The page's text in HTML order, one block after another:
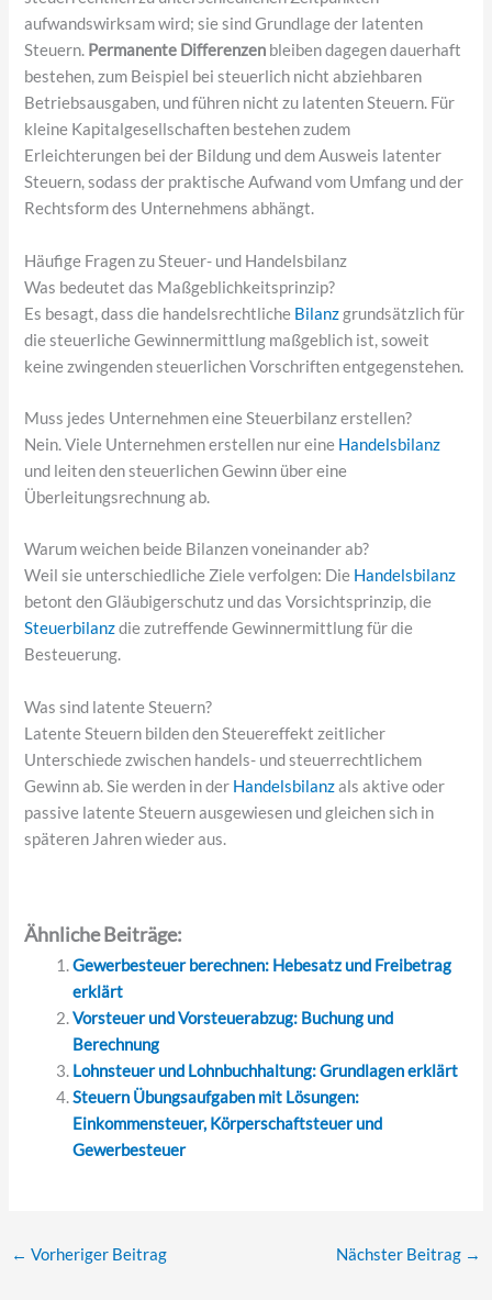
aufwandswirksam wird; sie sind Grundlage der latenten
Steuern. Permanente Differenzen bleiben dagegen dauerhaft
bestehen, zum Beispiel bei steuerlich nicht abziehbaren
Betriebsausgaben, und führen nicht zu latenten Steuern. Für
kleine Kapitalgesellschaften bestehen zudem
Erleichterungen bei der Bildung und dem Ausweis latenter
Steuern, sodass der praktische Aufwand vom Umfang und der
Rechtsform des Unternehmens abhängt.
Häufige Fragen zu Steuer- und Handelsbilanz
Was bedeutet das Maßgeblichkeitsprinzip?
Es besagt, dass die handelsrechtliche Bilanzgrundsätzlich für
die steuerliche Gewinnermittlung maßgeblich ist, soweit
keine zwingenden steuerlichen Vorschriften entgegenstehen.
Muss jedes Unternehmen eine Steuerbilanz erstellen?
Nein. Viele Unternehmen erstellen nur eine Handelsbilanz
und leiten den steuerlichen Gewinn über eine
Überleitungsrechnung ab.
Warum weichen beide Bilanzen voneinander ab?
Weil sie unterschiedliche Ziele verfolgen: Die Handelsbilanz
betont den Gläubigerschutz und das Vorsichtsprinzip, die
Steuerbilanzdie zutreffende Gewinnermittlung für die
Besteuerung.
Was sind latente Steuern?
Latente Steuern bilden den Steuereffekt zeitlicher
Unterschiede zwischen handels- und steuerrechtlichem
Gewinn ab. Sie werden in der Handelsbilanzals aktive oder
passive latente Steuern ausgewiesen und gleichen sich in
späteren Jahren wieder aus.
Ähnliche Beiträge:
Gewerbesteuer berechnen: Hebesatz und Freibetrag
erklärt
Vorsteuer und Vorsteuerabzug: Buchung und
Berechnung
Lohnsteuer und Lohnbuchhaltung: Grundlagen erklärt
Steuern Übungsaufgaben mit Lösungen:
Einkommensteuer, Körperschaftsteuer und
Gewerbesteuer
← Vorheriger Beitrag Nächster Beitrag →